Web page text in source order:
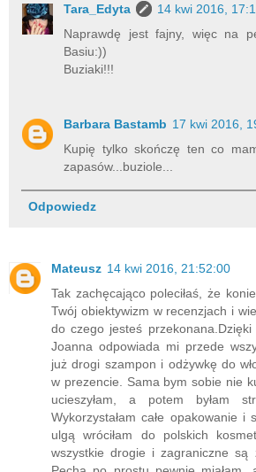
Tara_Edyta
14 kwi 2016,
Naprawdę jest fajny, więc na
Basiu:))
Buziaki!!!
Barbara Bastamb 17 kwi 2016,
Kupię tylko skończę ten co
zapasów...buziole...
Odpowiedz
Mateusz 14 kwi 2016, 21:52:00
Tak zachęcająco poleciłaś, że
Twój obiektywizm w recenzjach i
do czego jesteś przekonana.Dzięki
Joanna odpowiada mi przede
już drogi szampon i odżywkę do
w prezencie. Sama bym sobie nie
ucieszyłam, a potem byłam
Wykorzystałam całe opakowanie
ulgą wróciłam do polskich
wszystkie drogie i zagraniczne są